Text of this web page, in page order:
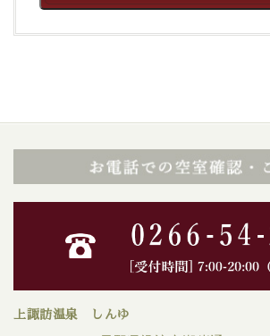
上諏訪温泉 しんゆ